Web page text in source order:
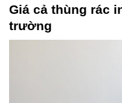
Giá cả thùng rác
trường